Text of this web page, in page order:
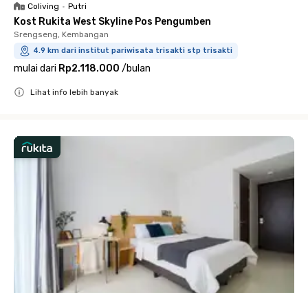
Coliving • Putri
Kost Rukita West Skyline Pos Pengumben
Srengseng, Kembangan
4.9 km dari institut pariwisata trisakti stp trisakti
mulai dari Rp2.118.000 /bulan
Lihat info lebih banyak